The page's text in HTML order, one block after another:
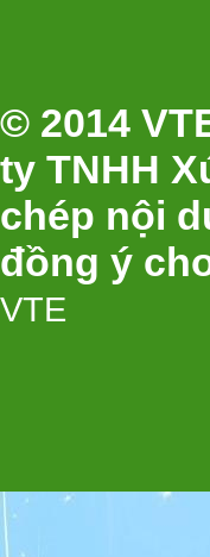
© 2014
ty TNHH
chép nội
đồng ý
VTE